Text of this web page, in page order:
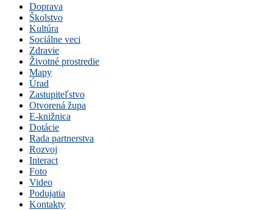
Doprava
Školstvo
Kultúra
Sociálne veci
Zdravie
Životné prostredie
Mapy
Úrad
Zastupiteľstvo
Otvorená župa
E-knižnica
Dotácie
Rada partnerstva
Rozvoj
Interact
Foto
Video
Podujatia
Kontakty